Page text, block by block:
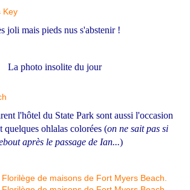
joli mais pieds nus s'abstenir !
La photo insolite du jour
l'hôtel du State Park sont aussi l'occasion
quelques ohlalas colorées (on ne sait pas si
après le passage de Ian...)